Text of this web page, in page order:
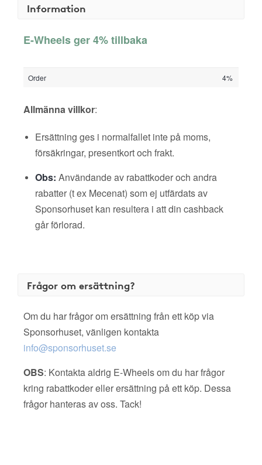
Information
E-Wheels ger 4% tillbaka
Order 4%
Allmänna villkor:
Ersättning ges i normalfallet inte på moms,
försäkringar, presentkort och frakt.
Obs: Användande av rabattkoder och andra
rabatter (t ex Mecenat) som ej utfärdats av
Sponsorhuset kan resultera i att din cashback
går förlorad.
Frågor om ersättning?
Om du har frågor om ersättning från ett köp via
Sponsorhuset, vänligen kontakta
info@sponsorhuset.se
OBS: Kontakta aldrig E-Wheels om du har frågor
kring rabattkoder eller ersättning på ett köp. Dessa
frågor hanteras av oss. Tack!